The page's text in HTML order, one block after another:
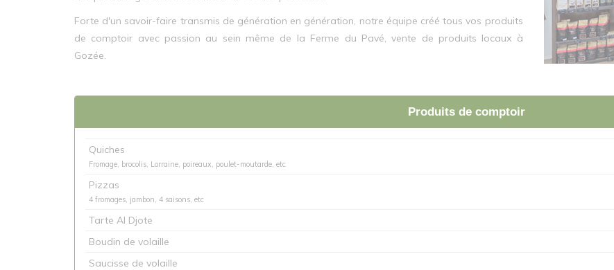
Forte d'un savoir-faire transmis de génération en génération, notre équipe créé tous vos produits
de comptoir avec passion au sein même de la Ferme du Pavé, vente de produits locaux à
Gozée.
Produits de comptoir
Quiches
Fromage, brocolis, Lorraine, poireaux, poulet-moutarde, etc
Pizzas
4 fromages, jambon, 4 saisons, etc
Tarte Al Djote
Boudin de volaille
Saucisse de volaille